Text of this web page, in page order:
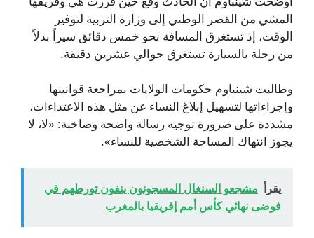
المشي من القصر الوطني إلى وزارة التربية لتوفير
الوقت، إذ تستغرق المسافة نحو خمس دقائق سيراً بدلاً
من رحلة بالسيارة تستغرق حوالي عشرين دقيقة.
وطالبت شينباوم حكومات الولايات بمراجعة قوانينها
وإجراءاتها لتسهيل إبلاغ النساء عن مثل هذه الاعتداءات،
مشددة على ضرورة توجيه رسالة واضحة وصاخبة: «لا، لا
يجوز انتهاك المساحة الشخصية للنساء».
يقرأ مشجعو السنغال المسجونون ينفون تورطهم في
فوضى نهائي كأس أمم إفريقيا بالمغرب